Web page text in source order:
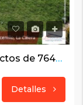
Moderna obra de Salgado Arquitectos de 764m2 en Bosques del Encenillo, La Calera
Detalles